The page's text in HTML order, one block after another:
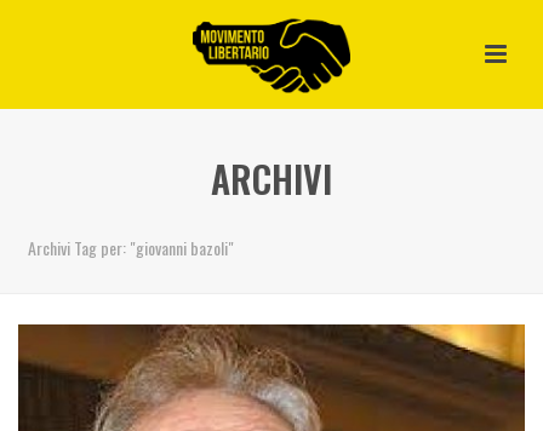
ARCHIVI
Archivi Tag per: "giovanni bazoli"